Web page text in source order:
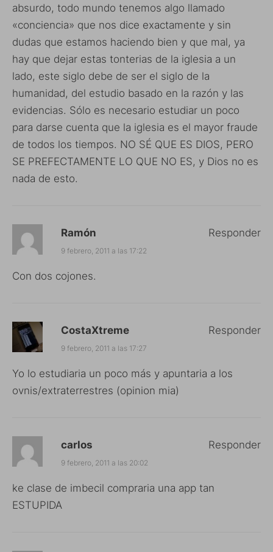
absurdo, todo mundo tenemos algo llamado
«conciencia» que nos dice exactamente y sin
dudas que estamos haciendo bien y que mal, ya
hay que dejar estas tonterias de la iglesia a un
lado, este siglo debe de ser el siglo de la
humanidad, del estudio basado en la razón y las
evidencias. Sólo es necesario estudiar un poco
para darse cuenta que la iglesia es el mayor fraude
de todos los tiempos. NO SÉ QUE ES DIOS, PERO
SE PREFECTAMENTE LO QUE NO ES, y Dios no es
nada de esto.
Ramón
9 febrero, 2011 a las 17:22
Con dos cojones.
Responder
CostaXtreme
9 febrero, 2011 a las 17:27
Yo lo estudiaria un poco más y apuntaria a los
ovnis/extraterrestres (opinion mia)
Responder
carlos
9 febrero, 2011 a las 20:02
ke clase de imbecil compraria una app tan
ESTUPIDA
Responder